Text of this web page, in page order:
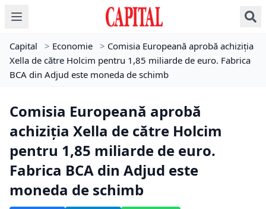
Capital > Economie > Comisia Europeană aprobă achiziția
Xella de către Holcim pentru 1,85 miliarde de euro. Fabrica
BCA din Adjud este moneda de schimb
Comisia Europeană aprobă
achiziția Xella de către Holcim
pentru 1,85 miliarde de euro.
Fabrica BCA din Adjud este
moneda de schimb